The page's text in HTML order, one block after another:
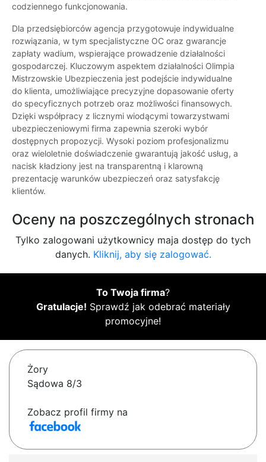
codziennego funkcjonowania.
Dla przedsiębiorców agencja przygotowuje indywidualne
rozwiązania, w tym specjalistyczne OC oraz gwarancje
zapłaty wadium, wspierające prowadzenie działalności
gospodarczej. Kluczowym aspektem działalności Olimpia
Mistrzowskie Ubezpieczenia jest podejście indywidualne
do klienta, umożliwiające precyzyjne dopasowanie oferty
do specyficznych potrzeb oraz możliwości finansowych.
Dzięki współpracy z licznymi wiodącymi towarzystwami
ubezpieczeniowymi firma zapewnia szeroki wybór
dostępnych propozycji. Wysoki poziom profesjonalizmu
oraz wieloletnie doświadczenie gwarantują jakość usług, a
nacisk kładziony jest na transparentną i klarowną
prezentację warunków ubezpieczeń oraz satysfakcję
klientów.
Oceny na poszczególnych stronach
Tylko zalogowani użytkownicy maja dostęp do tych
danych. Kliknij, aby się zalogować.
To Twoja firma?
Gratulacje! Sprawdź jak odebrać materiały
promocyjne!
Żory
Sądowa 8/3
Zobacz profil firmy na